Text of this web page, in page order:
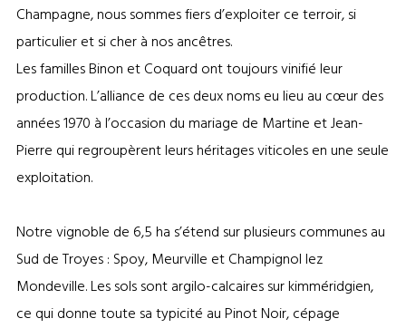
Champagne, nous sommes fiers d’exploiter ce terroir, si
particulier et si cher à nos ancêtres.
Les familles Binon et Coquard ont toujours vinifié leur
production. L’alliance de ces deux noms eu lieu au cœur des
années 1970 à l’occasion du mariage de Martine et Jean-
Pierre qui regroupèrent leurs héritages viticoles en une seule
exploitation.
Notre vignoble de 6,5 ha s’étend sur plusieurs communes au
Sud de Troyes : Spoy, Meurville et Champignol lez
Mondeville. Les sols sont argilo-calcaires sur kimméridgien,
ce qui donne toute sa typicité au Pinot Noir, cépage